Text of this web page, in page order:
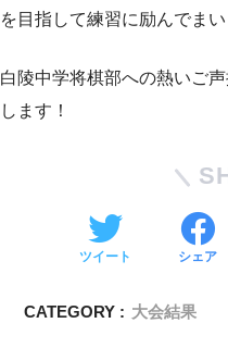
を目指して練習に励んでまい
白陵中学将棋部への熱いご
します！
ツイート シェア
CATEGORY : 大会結果